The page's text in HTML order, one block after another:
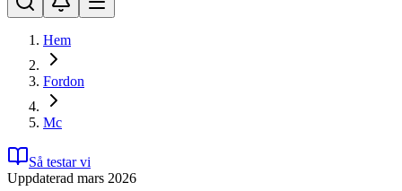
Hem
Fordon
Mc
Så testar vi
Uppdaterad mars 2026